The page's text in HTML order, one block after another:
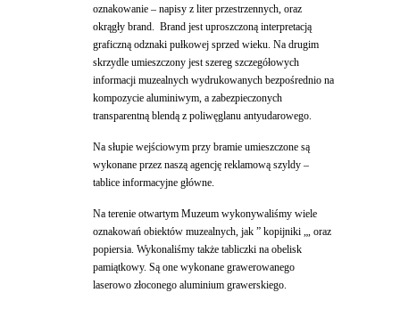
oznakowanie – napisy z liter przestrzennych, oraz
okrągły brand. Brand jest uproszczoną interpretacją
graficzną odznaki pułkowej sprzed wieku. Na drugim
skrzydle umieszczony jest szereg szczegółowych
informacji muzealnych wydrukowanych bezpośrednio na
kompozycie aluminiwym, a zabezpieczonych
transparentną blendą z poliwęglanu antyudarowego.
Na słupie wejściowym przy bramie umieszczone są
wykonane przez naszą agencję reklamową szyldy –
tablice informacyjne główne.
Na terenie otwartym Muzeum wykonywaliśmy wiele
oznakowań obiektów muzealnych, jak ” kopijniki „, oraz
popiersia. Wykonaliśmy także tabliczki na obelisk
pamiątkowy. Są one wykonane grawerowanego
laserowo złoconego aluminium grawerskiego.